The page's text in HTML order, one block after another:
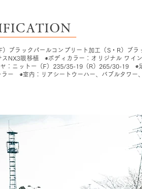
）ブラックパールコンプリート加工（S・R）ブ
スNX3眼移植 ◉ボディカラー：オリジナル ワイ
：ニットー（F）235/35-19（R）265/30-19 ◉
ラー ◉室内：リアシートウーハー、バブルタワ